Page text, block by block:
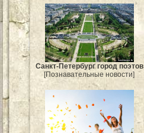
Санкт-Петербург город поэтов
[Познавательные новости]